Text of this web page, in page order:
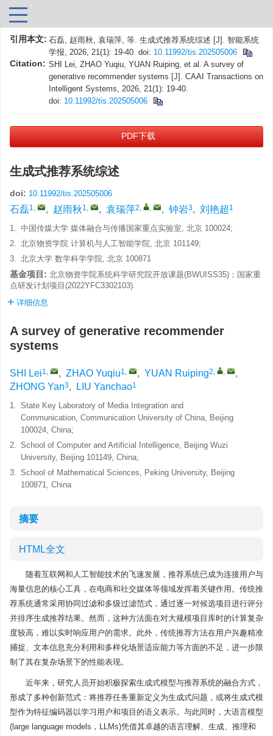
引用本文: 石磊, 赵雨秋, 袁瑞萍, 等. 生成式推荐系统综述 [J]. 智能系统
学报, 2026, 21(1): 19-40. doi: 10.11992/tis.202505006
Citation: SHI Lei, ZHAO Yuqiu, YUAN Ruiping, et al. A survey of
generative recommender systems [J]. CAAI Transactions on
Intelligent Systems, 2026, 21(1): 19-40.
doi: 10.11992/tis.202505006
PDF下载
生成式推荐系统综述
doi: 10.11992/tis.202505006
石磊1, , 赵雨秋1, , 袁瑞萍2, , , 钟岩3, 刘艳超 1
1. 中国传媒大学 媒体融合与传播国家重点实验室, 北京 100024;
2. 北京物资学院 计算机与人工智能学院, 北京 101149;
3. 北京大学 数学科学学院, 北京 100871
基金项目: 北京物资学院系统科学研究院开放课题(BWUISS35)；国家重
点研发计划项目(2022YFC3302103).
详细信息
A survey of generative recommender
systems
SHI Lei1, , ZHAO Yuqiu1, , YUAN Ruiping2, ,
,
ZHONG Yan3, LIU Yanchao1
1. State Key Laboratory of Media Integration and
Communication, Communication University of China, Beijing
100024, China;
2. School of Computer and Artificial Intelligence, Beijing Wuzi
University, Beijing 101149, China;
3. School of Mathematical Sciences, Peking University, Beijing
100871, China
摘要
HTML全文
随着互联网和人工智能技术的飞速发展，推荐系统已成为连接用户与
海量信息的核心工具，在电商和社交媒体等领域发挥着关键作用。传统推
荐系统通常采用协同过滤和多级过滤范式，通过逐一对候选项目进行评分
并排序生成推荐结果。然而，这种方法面在对大规模项目库时的计算复杂
度较高，难以实时响应用户的需求。此外，传统推荐方法在用户兴趣精准
捕捉、文本信息充分利用和多样化场景适应能力等方面的不足，进一步限
制了其在复杂场景下的性能表现。
近年来，研究人员开始积极探索生成式模型与推荐系统的融合方式，
形成了多种创新范式：将推荐任务重新定义为生成式问题，或将生成式模
型作为特征编码器以学习用户和项目的语义表示。与此同时，大语言模型
(large language models，LLMs)凭借其卓越的语言理解、生成、推理和